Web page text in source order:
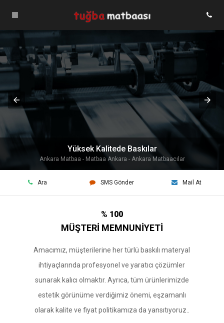
Yüksek Kalitede Baskılar
Ankara Matbaa - Matbaa Ankara - Ankara Matbaacılar
Ara SMS Gönder Mail At
% 100
MÜŞTERİ MEMNUNİYETİ
Amacımız, müşterilerine her türlü baskılı materyal
ihtiyaçlarında profesyonel ve yaratıcı çözümler
sunarak kalıcı olmaktır. Ayrıca, tüm ürünlerimizde
estetik görünüme verdiğimiz önemi, eşzamanlı
olarak kalite ve fiyat politikamıza da yansıtıyoruz..